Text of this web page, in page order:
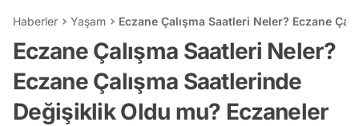
Haberler Yaşam Eczane Çalışma Saatleri Neler? Eczane
Eczane Çalışma Saatleri Neler?
Eczane Çalışma Saatlerinde
Değişiklik Oldu mu? Eczaneler